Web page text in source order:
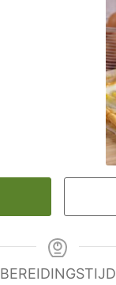
BEREIDINGSTIJD